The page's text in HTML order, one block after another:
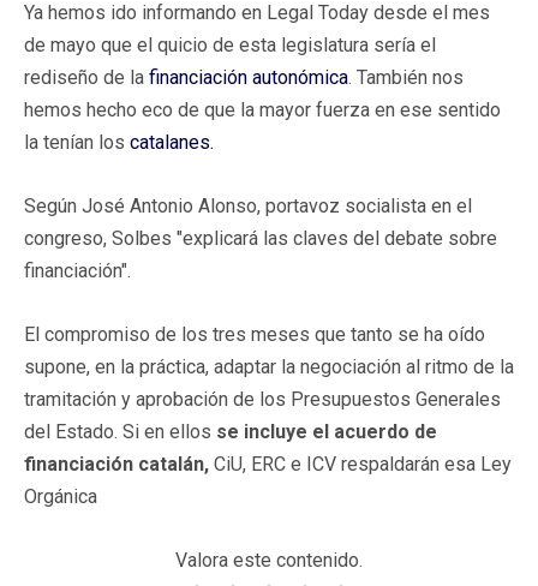
Ya hemos ido informando en Legal Today desde el mes
de mayo que el quicio de esta legislatura sería el
rediseño de la financiación autonómica. También nos
hemos hecho eco de que la mayor fuerza en ese sentido
la tenían los catalanes.
Según José Antonio Alonso, portavoz socialista en el
congreso, Solbes "explicará las claves del debate sobre
financiación".
El compromiso de los tres meses que tanto se ha oído
supone, en la práctica, adaptar la negociación al ritmo de la
tramitación y aprobación de los Presupuestos Generales
del Estado. Si en ellos se incluye el acuerdo de
financiación catalán, CiU, ERC e ICV respaldarán esa Ley
Orgánica
Valora este contenido.